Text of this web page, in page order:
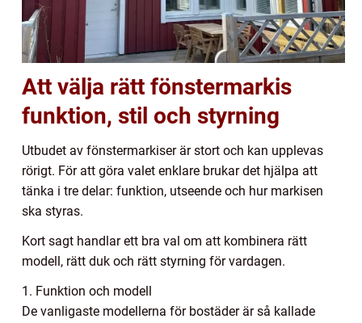
Att välja rätt fönstermarkis
funktion, stil och styrning
Utbudet av fönstermarkiser är stort och kan upplevas
rörigt. För att göra valet enklare brukar det hjälpa att
tänka i tre delar: funktion, utseende och hur markisen
ska styras.
Kort sagt handlar ett bra val om att kombinera rätt
modell, rätt duk och rätt styrning för vardagen.
1. Funktion och modell
De vanligaste modellerna för bostäder är så kallade